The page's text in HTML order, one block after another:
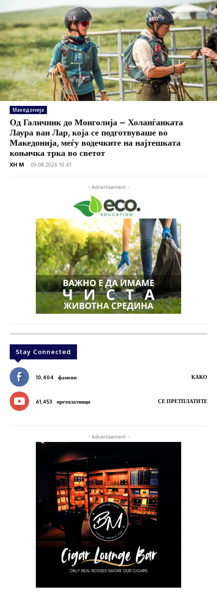
Македонија
Од Галичник до Монголија – Холанѓанката
Лаура ван Лар, која се подготвуваше во
Македонија, меѓу водечките на најтешката
коњичка трка во светот
XH M - 09.08.2026 10:41
- Advertisement -
Stay Connected
10,404 фанови КАКО
61,453 претплатници СЕ ПРЕТПЛАТИТЕ
- Advertisement -